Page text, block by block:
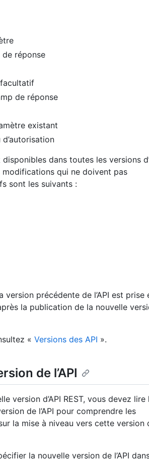
de réponse
de réponse
existant
dans toutes les versions
qui ne doivent pas
sont les suivants :
version précédente de l’API est prise
la publication de la nouvelle
« Versions des API ».
de l’API
version d’API REST, vous devez lire
de l’API pour comprendre les
la mise à niveau vers cette version
la nouvelle version de l’API